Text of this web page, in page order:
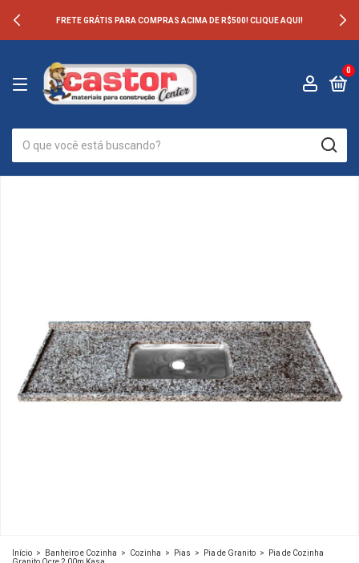
FRETE GRÁTIS PARA COMPRAS ACIMA DE R$500! CLIQUE AQUI!
0
Início > Banheiro e Cozinha > Cozinha > Pias > Pia de Granito >
Pia de Cozinha